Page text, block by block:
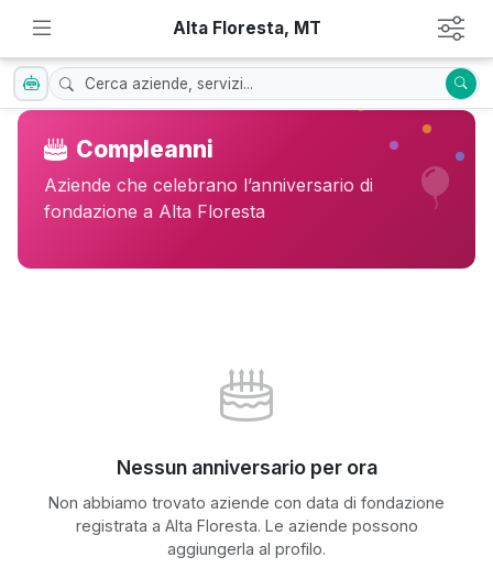
Alta Floresta, MT
Compleanni
Aziende che celebrano l’anniversario di
fondazione a Alta Floresta
Nessun anniversario per ora
Non abbiamo trovato aziende con data di fondazione
registrata a Alta Floresta. Le aziende possono
aggiungerla al profilo.